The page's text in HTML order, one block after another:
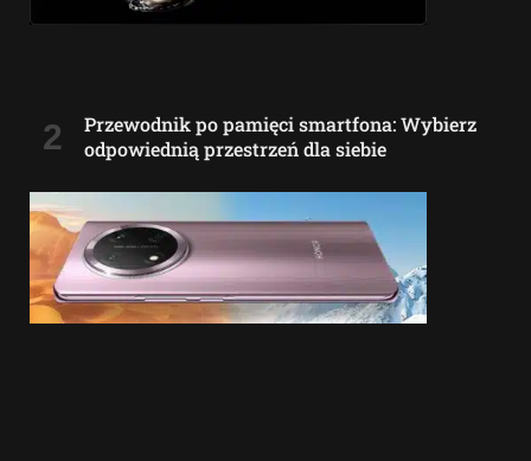
Przewodnik po pamięci smartfona: Wybierz
odpowiednią przestrzeń dla siebie